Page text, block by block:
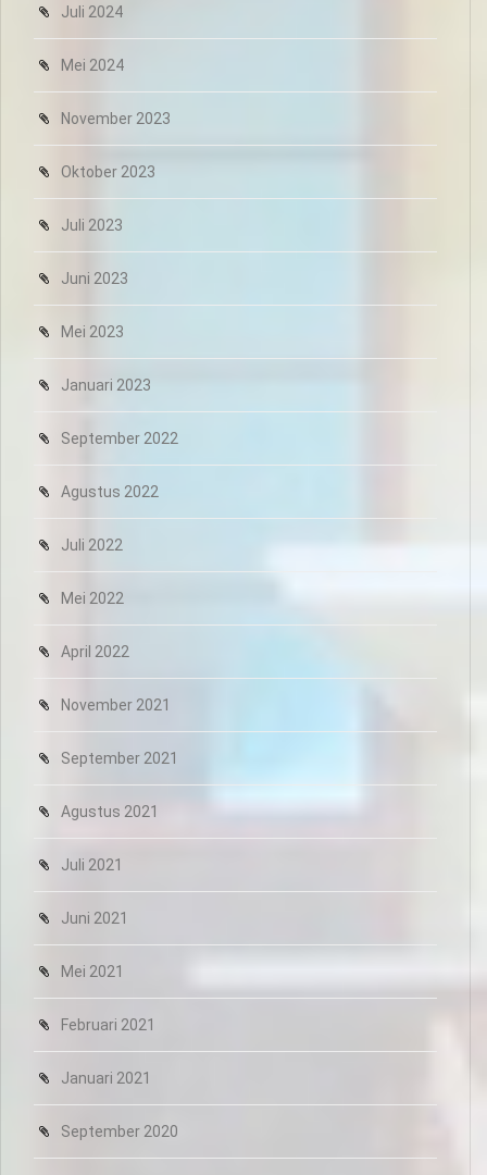
Juli 2024
Mei 2024
November 2023
Oktober 2023
Juli 2023
Juni 2023
Mei 2023
Januari 2023
September 2022
Agustus 2022
Juli 2022
Mei 2022
April 2022
November 2021
September 2021
Agustus 2021
Juli 2021
Juni 2021
Mei 2021
Februari 2021
Januari 2021
September 2020